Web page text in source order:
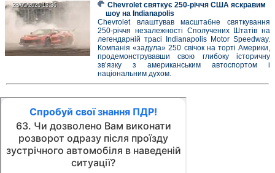
28/05/2026 13:36
28/05/2026 13:36
Chevrolet святкує 250-річчя США яскравим
шоу на Indianapolis
Chevrolet влаштував масштабне святкування
250-річчя незалежності Сполучених Штатів на
легендарній трасі Indianapolis Motor Speedway.
Компанія «задула» 250 свічок на торті Америки,
продемонструвавши свою глибоку історичну
зв’язку з американським автоспортом і
національним духом.